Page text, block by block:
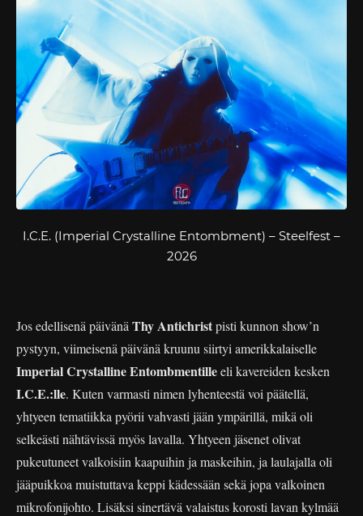
I.C.E. (Imperial Crystalline Entombment) – Steelfest –
2026
Jos edellisenä päivänä Thy Antichristpisti kunnon show’n
pystyyn, viimeisenä päivänä kruunu siirtyi amerikkalaiselle
Imperial Crystalline Entombmentilleeli kavereiden kesken
I.C.E.:lle. Kuten varmasti nimen lyhenteestä voi päätellä,
yhtyeen tematiikka pyörii vahvasti jään ympärillä, mikä oli
selkeästi nähtävissä myös lavalla. Yhtyeen jäsenet olivat
pukeutuneet valkoisiin kaapuihin ja maskeihin, ja laulajalla oli
jääpuikkoa muistuttava keppi kädessään sekä jopa valkoinen
mikrofonijohto. Lisäksi sinertävä valaistus korosti lavan kylmää